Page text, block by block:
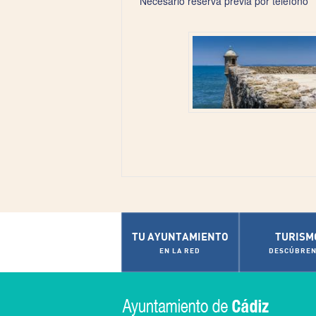
TU AYUNTAMIENTO
EN LA RED